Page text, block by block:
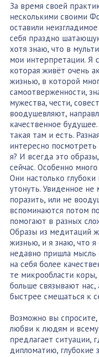
За время своей
несколькими своими
оставили
себя праздно
хотя знаю, что в
мои интерпретации. Я
которая живёт очень
жизнью, в которой
самоотверженности,
мужества, чести,
воодушевляют,
качественное
такая там и есть.
интересно
я? И всегда это
сейчас. Особенно
Они настолько
утонуть. Увиденное не
поразить, или не
вспоминаются потом
помогают в разных
Образы из медитаций
жизнью, и я знаю, что я
недавно пришла мысль
на себя более
те микрообласти
больше связывают нас,
быстрее смещаться к
Возможно вы спросите,
любви к людям и
предлагает ситуации,
дипломатию, глубокие